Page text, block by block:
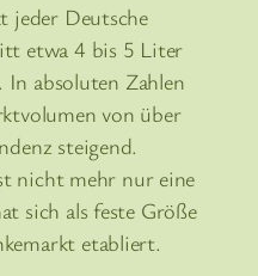
jeder Deutsche
etwa 4 bis 5 Liter
In absoluten Zahlen
von über
steigend.
nicht mehr nur eine
sich als feste Größe
etabliert.